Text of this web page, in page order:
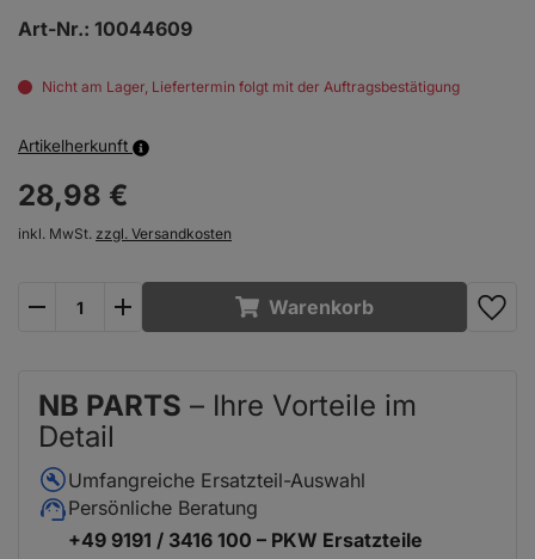
Art-Nr.: 10044609
Nicht am Lager, Liefertermin folgt mit der Auftragsbestätigung
Artikelherkunft
28,98 €
inkl. MwSt. zzgl. Versandkosten
Warenkorb
NB PARTS – Ihre Vorteile im
Detail
Umfangreiche Ersatzteil-Auswahl
Persönliche Beratung
+49 9191 / 3416 100 – PKW Ersatzteile